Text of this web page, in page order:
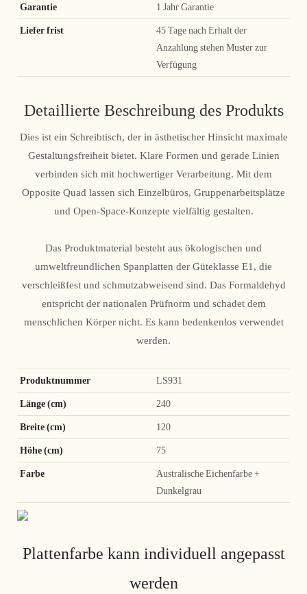
Garantie 1 Jahr Garantie
Liefer frist
45 Tage nach Erhalt der
Anzahlung stehen Muster zur
Verfügung
Detaillierte Beschreibung des Produkts
Dies ist ein Schreibtisch, der in ästhetischer Hinsicht maximale
Gestaltungsfreiheit bietet. Klare Formen und gerade Linien
verbinden sich mit hochwertiger Verarbeitung. Mit dem
Opposite Quad lassen sich Einzelbüros, Gruppenarbeitsplätze
und Open-Space-Konzepte vielfältig gestalten.
Das Produktmaterial besteht aus ökologischen und
umweltfreundlichen Spanplatten der Güteklasse E1, die
verschleißfest und schmutzabweisend sind. Das Formaldehyd
entspricht der nationalen Prüfnorm und schadet dem
menschlichen Körper nicht. Es kann bedenkenlos verwendet
werden.
Produktnummer LS931
Länge (cm) 240
Breite (cm) 120
Höhe (cm) 75
Farbe
Australische Eichenfarbe +
Dunkelgrau
Plattenfarbe kann individuell angepasst
werden